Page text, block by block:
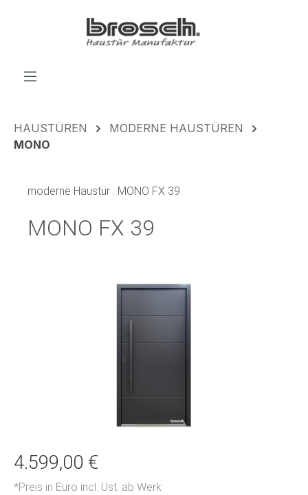
HAUSTÜREN
MODERNE HAUSTÜREN
MONO
moderne Haustür : MONO FX 39
MONO FX 39
Bildergalerie überspringen
4.599,00 €
*Preis in Euro incl. Ust. ab Werk